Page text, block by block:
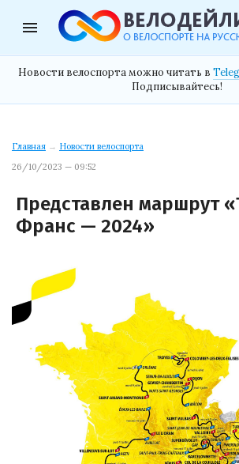
menu
Новости велоспорта можно читать в
Подписывайтесь!
Главная → Новости велоспорта
26/10/2023 — 09:52
Представлен маршрут
Франс — 2024»